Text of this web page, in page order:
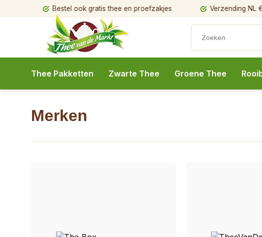
Bestel ook gratis thee en proefzakjes Verzending NL
Thee Pakketten Zwarte Thee Groene Thee
Merken